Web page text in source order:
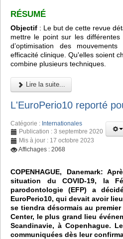
RÉSUMÉ
Objectif : Le but de cette revue
mettre le point sur les différentes
d’optimisation des
efficacité clinique. Qu'elles soient
combine plusieurs techniques.
Lire la suite...
L'EuroPerio10 reporté
Catégorie : Internationales
Publication : 3 septembre 2020
Mis à jour : 17 octobre 2023
Affichages : 2068
COPENHAGUE, Danemark:
situation du COVID-19, la
parodontologie (EFP) a
EuroPerio10, qui devait avoir
se tiendra désormais au
Center, le plus grand lieu
Scandinavie, à Copenhague.
communiquées dès leur